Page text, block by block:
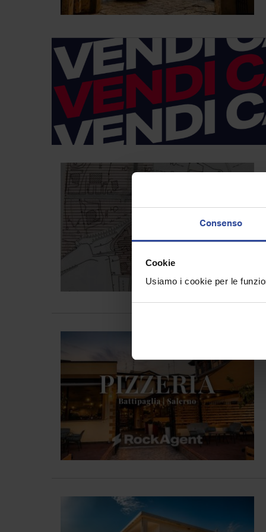
Consenso
Cookie
Usiamo i cookie per le